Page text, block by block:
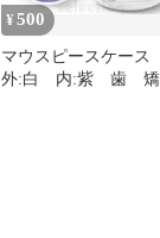
¥500
マウスピースケース
外:白 内:紫 歯 矯